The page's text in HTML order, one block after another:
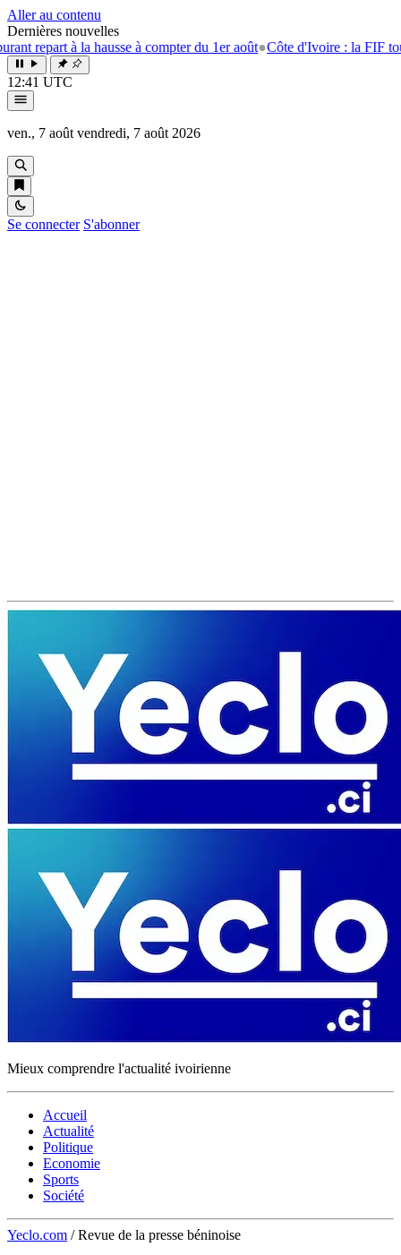
Aller au contenu
Dernières nouvelles
la hausse à compter du 1er août●Côte d'Ivoire : la FIF tourne la page
12:41 UTC
ven., 7 août vendredi, 7 août 2026
Se connecter S'abonner
Mieux comprendre l'actualité ivoirienne
Accueil
Actualité
Politique
Economie
Sports
Société
Yeclo.com / Revue de la presse béninoise